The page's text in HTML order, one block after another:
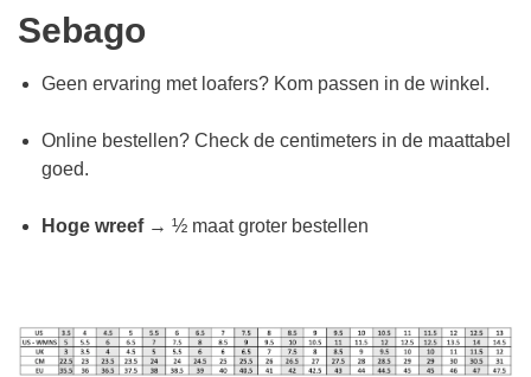
Sebago
Geen ervaring met loafers? Kom passen in de winkel.
Online bestellen? Check de centimeters in de maattabel
goed.
Hoge wreef→ ½ maat groter bestellen